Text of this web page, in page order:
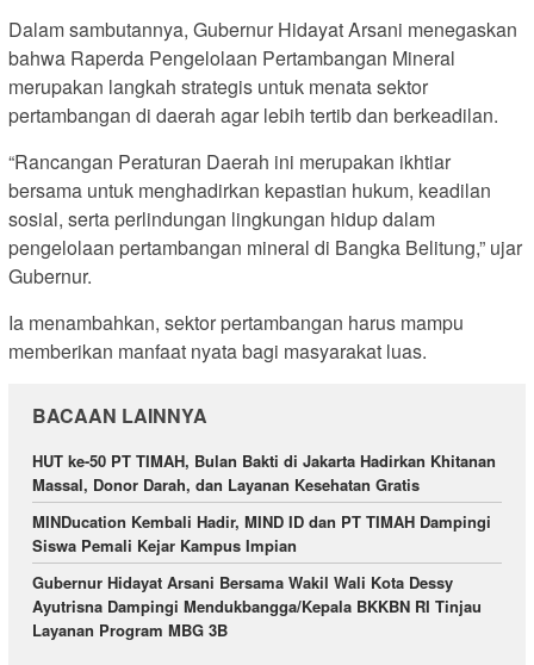
Dalam sambutannya, Gubernur Hidayat Arsani menegaskan
bahwa Raperda Pengelolaan Pertambangan Mineral
merupakan langkah strategis untuk menata sektor
pertambangan di daerah agar lebih tertib dan berkeadilan.
“Rancangan Peraturan Daerah ini merupakan ikhtiar
bersama untuk menghadirkan kepastian hukum, keadilan
sosial, serta perlindungan lingkungan hidup dalam
pengelolaan pertambangan mineral di Bangka Belitung,” ujar
Gubernur.
Ia menambahkan, sektor pertambangan harus mampu
memberikan manfaat nyata bagi masyarakat luas.
BACAAN LAINNYA
HUT ke-50 PT TIMAH, Bulan Bakti di Jakarta Hadirkan Khitanan
Massal, Donor Darah, dan Layanan Kesehatan Gratis
MINDucation Kembali Hadir, MIND ID dan PT TIMAH Dampingi
Siswa Pemali Kejar Kampus Impian
Gubernur Hidayat Arsani Bersama Wakil Wali Kota Dessy
Ayutrisna Dampingi Mendukbangga/Kepala BKKBN RI Tinjau
Layanan Program MBG 3B